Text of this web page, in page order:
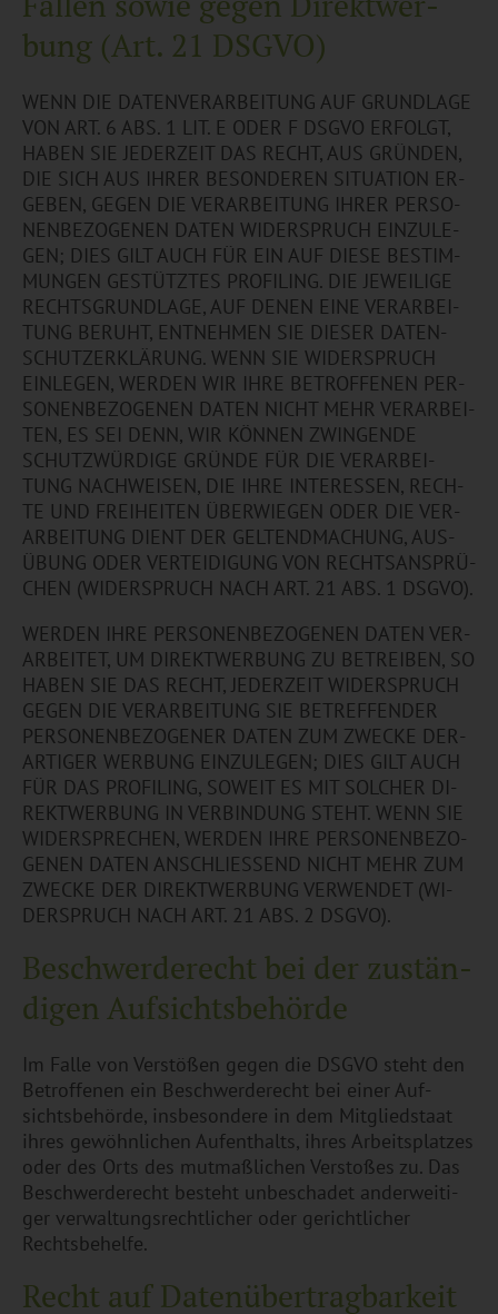
bung (Art. 21 DSGVO)
WENN DIE DA­TEN­VER­AR­BEI­TUNG AUF GRUND­LA­GE
VON ART. 6 ABS. 1 LIT. E ODER F DSGVO ER­FOLGT,
HABEN SIE JE­DER­ZEIT DAS RECHT, AUS GRÜN­DEN,
DIE SICH AUS IHRER BE­SON­DE­REN SI­TUA­TI­ON ER­
GE­BEN, GEGEN DIE VER­AR­BEI­TUNG IHRER PER­SO­
NEN­BE­ZO­GE­NEN DATEN WI­DER­SPRUCH EIN­ZU­LE­
GEN; DIES GILT AUCH FÜR EIN AUF DIESE BE­STIM­
MUN­GEN GE­STÜTZ­TES PRO­FI­LING. DIE JE­WEI­LI­GE
RECHTS­GRUND­LA­GE, AUF DENEN EINE VER­AR­BEI­
TUNG BE­RUHT, ENT­NEH­MEN SIE DIE­SER DA­TEN­
SCHUT­Z­ER­KLÄ­RUNG. WENN SIE WI­DER­SPRUCH
EIN­LE­GEN, WER­DEN WIR IHRE BE­TROF­FE­NEN PER­
SO­NEN­BE­ZO­GE­NEN DATEN NICHT MEHR VER­AR­BEI­
TEN, ES SEI DENN, WIR KÖN­NEN ZWIN­GEN­DE
SCHUTZ­WÜR­DI­GE GRÜN­DE FÜR DIE VER­AR­BEI­
TUNG NACH­WEI­SEN, DIE IHRE IN­TER­ES­SEN, RECH­
TE UND FREI­HEI­TEN ÜBER­WIE­GEN ODER DIE VER­
AR­BEI­TUNG DIENT DER GEL­TEND­MA­CHUNG, AUS­
ÜBUNG ODER VER­TEI­DI­GUNG VON RECHTS­AN­SPRÜ­
CHEN (WI­DER­SPRUCH NACH ART. 21 ABS. 1 DSGVO).
WER­DEN IHRE PER­SO­NEN­BE­ZO­GE­NEN DATEN VER­
AR­BEI­TET, UM DI­REKT­WER­BUNG ZU BE­TREI­BEN, SO
HABEN SIE DAS RECHT, JE­DER­ZEIT WI­DER­SPRUCH
GEGEN DIE VER­AR­BEI­TUNG SIE BE­TREF­FEN­DER
PER­SO­NEN­BE­ZO­GE­NER DATEN ZUM ZWE­CKE DER­
AR­TI­GER WER­BUNG EIN­ZU­LE­GEN; DIES GILT AUCH
FÜR DAS PRO­FI­LING, SO­WEIT ES MIT SOL­CHER DI­
REKT­WER­BUNG IN VER­BIN­DUNG STEHT. WENN SIE
WI­DER­SPRE­CHEN, WER­DEN IHRE PER­SO­NEN­BE­ZO­
GE­NEN DATEN AN­SCHLIES­SEND NICHT MEHR ZUM
ZWE­CKE DER DI­REKT­WER­BUNG VER­WEN­DET (WI­
DER­SPRUCH NACH ART. 21 ABS. 2 DSGVO).
Beschwerde­recht bei der zu­stän­
di­gen Aufsichts­behörde
Im Falle von Ver­stö­ßen gegen die DSGVO steht den
Be­trof­fe­nen ein Be­schwer­de­recht bei einer Auf­
sichts­be­hör­de, ins­be­son­de­re in dem Mit­glied­staat
ihres ge­wöhn­li­chen Auf­ent­halts, ihres Ar­beits­plat­zes
oder des Orts des mut­ma­ß­li­chen Ver­sto­ßes zu. Das
Be­schwer­de­recht be­steht un­be­scha­det an­der­wei­ti­
ger ver­wal­tungs­recht­li­cher oder ge­richt­li­cher
Rechts­be­hel­fe.
Recht auf Daten­übertrag­barkeit